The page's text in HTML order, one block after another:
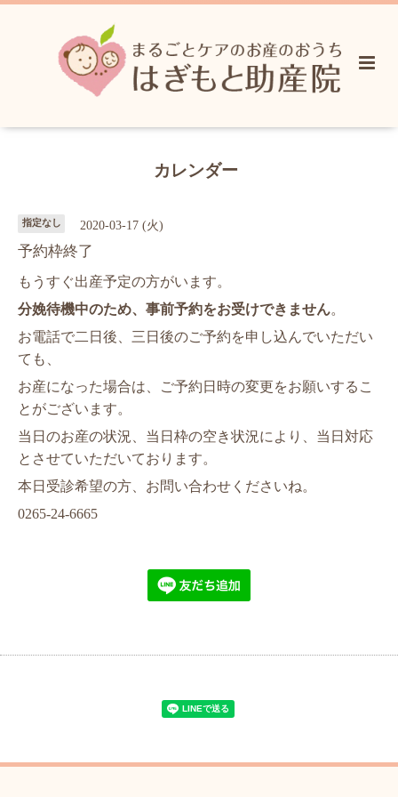
カレンダー
指定なし 2020-03-17 (火)
予約枠終了
もうすぐ出産予定の方がいます。
分娩待機中のため、事前予約をお受けできません。
お電話で二日後、三日後のご予約を申し込んでいただい
ても、
お産になった場合は、ご予約日時の変更をお願いするこ
とがございます。
当日のお産の状況、当日枠の空き状況により、当日対応
とさせていただいております。
本日受診希望の方、お問い合わせくださいね。
0265-24-6665